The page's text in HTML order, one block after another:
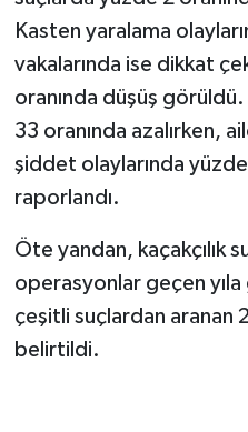
Kasten yaralama
vakalarında ise dikkat
oranında düşüş görüldü.
33 oranında azalırken,
şiddet olaylarında
raporlandı.
Öte yandan, kaçakçılık
operasyonlar geçen
çeşitli suçlardan aranan
belirtildi.